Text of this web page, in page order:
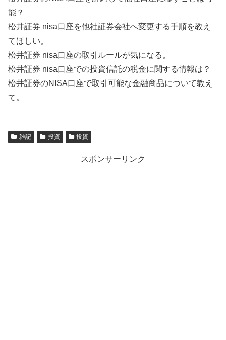
能？
松井証券 nisa口座を他社証券会社へ変更する手順を教え
てほしい。
松井証券 nisa口座の取引ルールが気になる。
松井証券 nisa口座での投資信託の税金に関する情報は？
松井証券のNISA口座で取引可能な金融商品について教え
て。
雑記 投資 投資
スポンサーリンク